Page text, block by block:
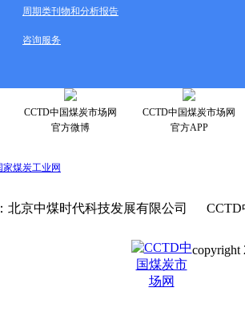
周期类刊物和分析报告
咨询服务
CCTD中国煤炭市场网
官方微博
CCTD中国煤炭市场网
官方APP
家煤炭工业网
京中煤时代科技发展有限公司
copyright